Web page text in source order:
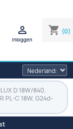
shopping_cart (0)

Inloggen
D 18W/840,
PL-C 18W, G24d-